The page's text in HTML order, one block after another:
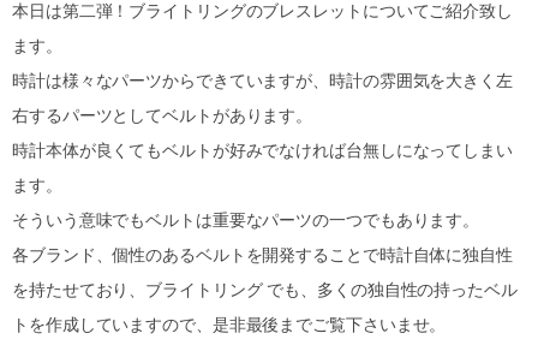
本日は第二弾！ブライトリングのブレスレットについてご紹介致し
ます。
時計は様々なパーツからできていますが、時計の雰囲気を大きく左
右するパーツとしてベルトがあります。
時計本体が良くてもベルトが好みでなければ台無しになってしまい
ます。
そういう意味でもベルトは重要なパーツの一つでもあります。
各ブランド、個性のあるベルトを開発することで時計自体に独自性
を持たせており、ブライトリング でも、多くの独自性の持ったベル
トを作成していますので、是非最後までご覧下さいませ。